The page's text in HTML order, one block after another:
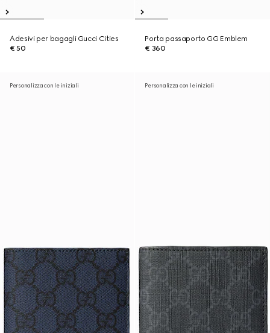
Adesivi per bagagli Gucci Cities
€ 50
Porta passaporto GG Emblem
€ 360
Personalizza con le iniziali Personalizza con le iniziali